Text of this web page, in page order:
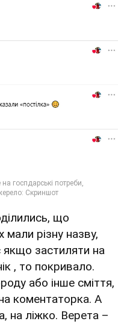
що
мали різну назву,
якщо застиляти на
, то покривало.
або інше сміття,
коментаторка. А
на ліжко. Верета –